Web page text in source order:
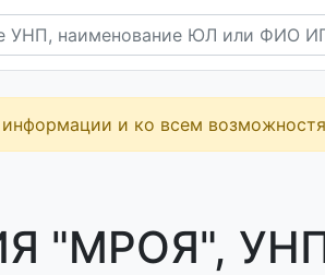
и ко всем
"МРОЯ",